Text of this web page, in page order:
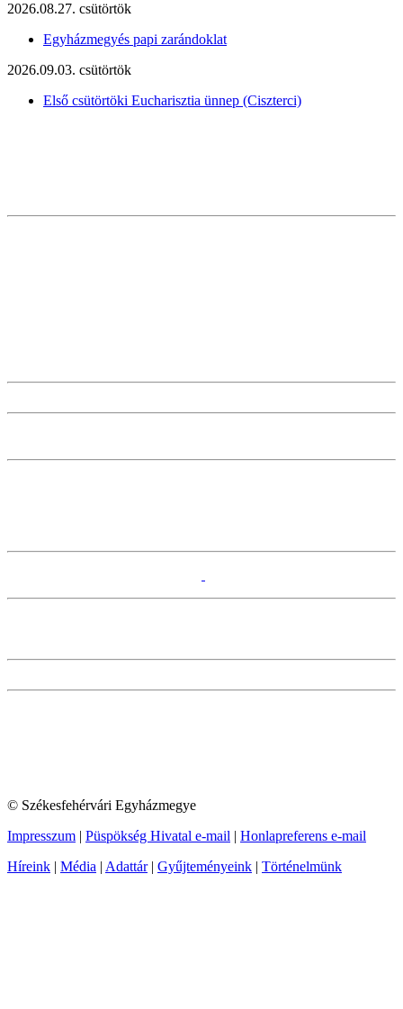
2026.08.27. csütörtök
Egyházmegyés papi zarándoklat
2026.09.03. csütörtök
Első csütörtöki Eucharisztia ünnep (Ciszterci)
© Székesfehérvári Egyházmegye
Impresszum | Püspökség Hivatal e-mail | Honlapreferens e-mail
Híreink | Média | Adattár| Gyűjteményeink | Történelmünk